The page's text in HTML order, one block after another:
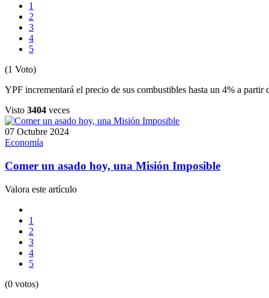
1
2
3
4
5
(1 Voto)
YPF incrementará el precio de sus combustibles hasta un 4% a partir
Visto 3404 veces
07 Octubre 2024
Economía
Comer un asado hoy, una Misión Imposible
Valora este artículo
1
2
3
4
5
(0 votos)